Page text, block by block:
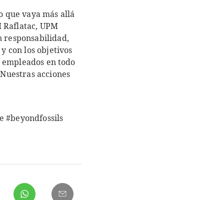
que vaya más allá
Raflatac, UPM
responsabilidad,
con los objetivos
en todo
acciones
#beyondfossils